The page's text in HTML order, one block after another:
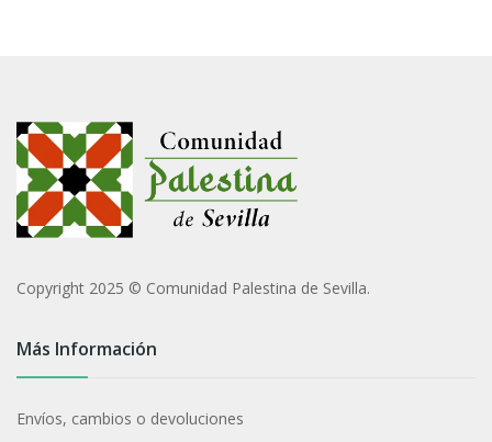
Copyright 2025 © Comunidad Palestina de Sevilla.
Más Información
Envíos, cambios o devoluciones